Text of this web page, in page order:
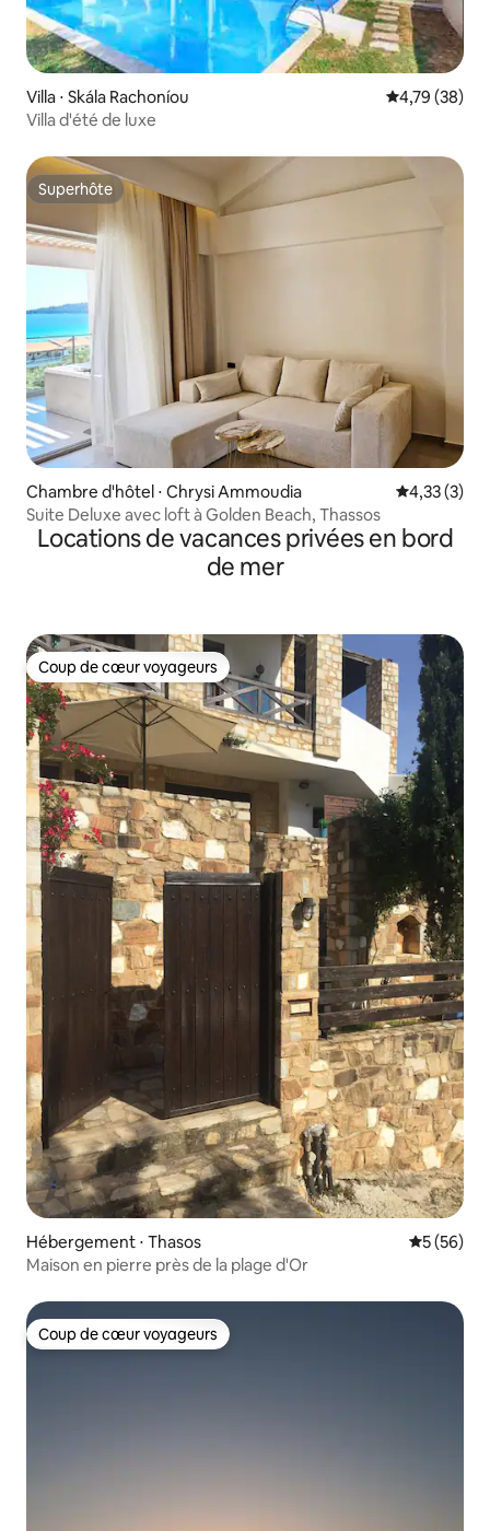
Villa ⋅ Skála Rachoníou Évaluation
4,79 (38)
Villa d'été de luxe
Superhôte
Superhôte
Chambre d'hôtel ⋅ Chrysi Ammoudia Évaluation
4,33 (3)
Suite Deluxe avec loft à Golden Beach, Thassos
Locations de vacances privées en bord
de mer
Coup de cœur voyageurs
Coup de cœur voyageurs
Hébergement ⋅ Thasos
5 (56)
Maison en pierre près de la plage d'Or
Coup de cœur voyageurs
Coup de cœur voyageurs